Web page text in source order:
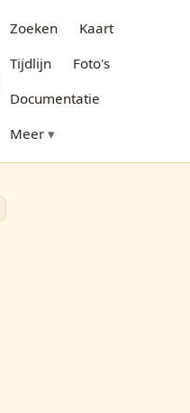
Zoeken
Kaart
Tijdlijn
Foto's
Documentatie
Meer